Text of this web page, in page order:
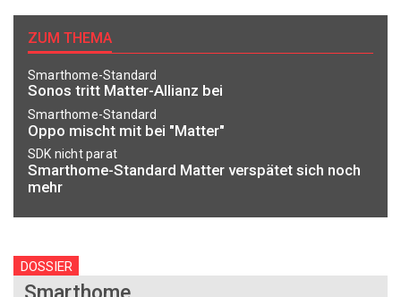
ZUM THEMA
Smarthome-Standard
Sonos tritt Matter-Allianz bei
Smarthome-Standard
Oppo mischt mit bei "Matter"
SDK nicht parat
Smarthome-Standard Matter verspätet sich noch
mehr
DOSSIER